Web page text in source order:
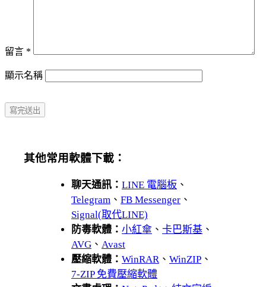
留言 *
顯示名稱
其他常用軟體下載：
聊天通訊： LINE 電腦板 、
Telegram 、 FB Messenger 、
Signal(取代LINE)
防毒軟體： 小紅傘 、 卡巴斯基 、
AVG 、 Avast
壓縮軟體： WinRAR、 WinZIP 、
7-ZIP 免費壓縮軟體